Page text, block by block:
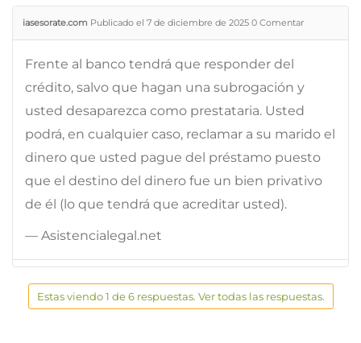
iasesorate.com Publicado el 7 de diciembre de 2025 0 Comentar
Frente al banco tendrá que responder del
crédito, salvo que hagan una subrogación y
usted desaparezca como prestataria. Usted
podrá, en cualquier caso, reclamar a su marido el
dinero que usted pague del préstamo puesto
que el destino del dinero fue un bien privativo
de él (lo que tendrá que acreditar usted).
— Asistencialegal.net
Estas viendo 1 de 6 respuestas. Ver todas las respuestas.